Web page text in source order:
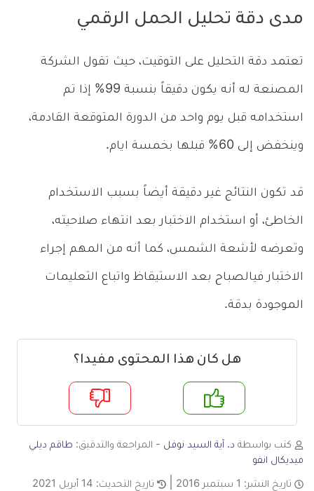
مدى دقة تحليل الحمل الرقمي
تعتمد دقة التحليل على التوقيت، حيث تقول الشركة
المصنعة له أنه يكون دقيقاً بنسبة 99% إذا تم
استخدامه قبل يوم واحد من الدورة المتوقعة القادمة،
وينخفض إلى 60% قبلها بخمسة ايام.
قد تكون النتائج غير دقيقة أيضاً بسبب الاستخدام
الخاطئ، أو استخدام الاختبار بعد انتهاء صلاحيته،
وتعرضه لأشعة الشمس، كما أنه من المهم إجراء
الاختبار فيالصباح بعد الاستيقاظ واتباع التعليمات
الموجودة بدقة.
هل كان هذا المحتوى مفيدا؟
لا
كتب بواسطة د. آية السيد نوفل - المراجعة والتدقيق: طاقم ديلي
ميديكال انفو
تاريخ النشر: 1 سبتمبر 2016 تاريخ التحديث: 14 أبريل 2021